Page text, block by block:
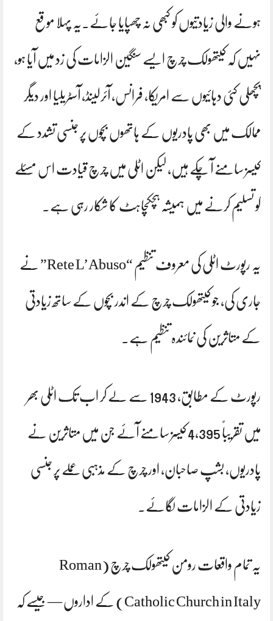
ہونے والی زیادتیوں کو کبھی نہ چھپایا جائے۔یہ پہلا موقع
نہیں کہ کیتھولک چرچ ایسے سنگین الزامات کی زد میں آیا ہو،
پچھلی کئی دہائیوں سے امریکا، فرانس، آئرلینڈ، آسٹریلیا اور دیگر
ممالک میں بھی پادریوں کے ہاتھوں بچوں پر جنسی تشدد کے
کیسز سامنے آ چکے ہیں، لیکن اٹلی میں چرچ قیادت اس مسئلے
کو تسلیم کرنے میں ہمیشہ ہچکچاہٹ کا شکار رہی ہے۔
یہ رپورٹ اٹلی کی معروف تنظیم “Rete L’Abuso” نے
جاری کی، جو کیتھولک چرچ کے اندر بچوں کے ساتھ زیادتی
کے متاثرین کی نمائندہ تنظیم ہے۔
رپورٹ کے مطابق، 1943 سے لے کر اب تک اٹلی بھر
میں تقریباً 4,395 کیسز سامنے آئے جن میں متاثرین نے
پادریوں، بشپ صاحبان، اور چرچ کے مذہبی عملے پر جنسی
زیادتی کے الزامات لگائے۔
یہ تمام واقعات رومن کیتھولک چرچ (Roman
Catholic Church in Italy) کے اداروں — جیسے کہ